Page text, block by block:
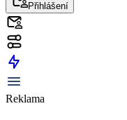
Přihlášení
Reklama